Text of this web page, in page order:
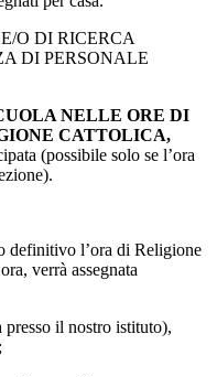
O DI RICERCA
DI PERSONALE
NELLE ORE DI
CATTOLICA,
(possibile solo se l’ora
definitivo l’ora di Religione
verrà assegnata
presso il nostro istituto),